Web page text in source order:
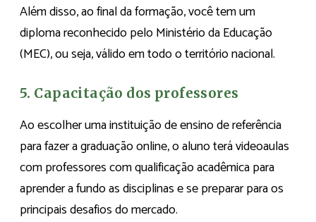
Além disso, ao final da formação, você tem um
diploma reconhecido pelo Ministério da Educação
(MEC), ou seja, válido em todo o território nacional.
5. Capacitação dos professores
Ao escolher uma instituição de ensino de referência
para fazer a graduação online, o aluno terá videoaulas
com professores com qualificação acadêmica para
aprender a fundo as disciplinas e se preparar para os
principais desafios do mercado.